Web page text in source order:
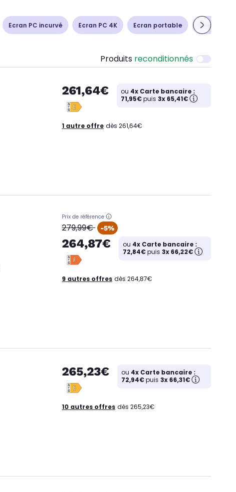
Ecran PC incurvé Ecran PC 4K Ecran portable Ecran PC
Produits reconditionnés
261,64€ ou 4x Carte bancaire :
71,95€puis 3x 65,41€
1 autre offre dès 261,64€
Prix de référence
oldPrice
279,99€ -5%
264,87€ ou 4x Carte bancaire :
72,84€puis 3x 66,22€
9 autres offres dès 264,87€
265,23€ ou 4x Carte bancaire :
72,94€puis 3x 66,31€
10 autres offres dès 265,23€